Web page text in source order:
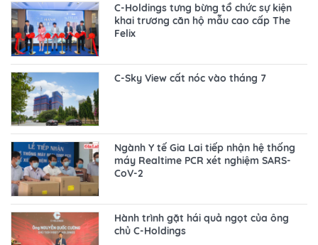
C-Holdings tưng bừng tổ chức sự kiện
khai trương căn hộ mẫu cao cấp The
Felix
C-Sky View cất nóc vào tháng 7
Ngành Y tế Gia Lai tiếp nhận hệ thống
máy Realtime PCR xét nghiệm SARS-
CoV-2
Hành trình gặt hái quả ngọt của ông
chủ C-Holdings